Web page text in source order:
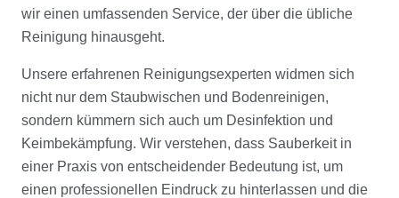
wir einen umfassenden Service, der über die übliche
Reinigung hinausgeht.
Unsere erfahrenen Reinigungsexperten widmen sich
nicht nur dem Staubwischen und Bodenreinigen,
sondern kümmern sich auch um Desinfektion und
Keimbekämpfung. Wir verstehen, dass Sauberkeit in
einer Praxis von entscheidender Bedeutung ist, um
einen professionellen Eindruck zu hinterlassen und die